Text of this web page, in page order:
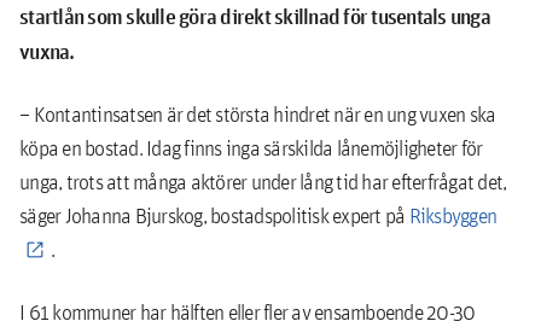
startlån som skulle göra direkt skillnad för tusentals unga
vuxna.
– Kontantinsatsen är det största hindret när en ung vuxen ska
köpa en bostad. Idag finns inga särskilda lånemöjligheter för
unga, trots att många aktörer under lång tid har efterfrågat det,
säger Johanna Bjurskog, bostadspolitisk expert på Riksbyggen
.
I 61 kommuner har hälften eller fler av ensamboende 20-30